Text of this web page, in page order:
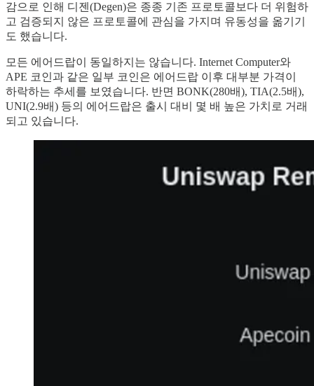
감으로 인해 디젠(Degen)은 종종 기존 프로토콜보다 더 위험하
고 검증되지 않은 프로토콜에 관심을 가지며 유동성을 옮기기
도 했습니다.
모든 에어드랍이 동일하지는 않습니다. Internet Computer와
APE 코인과 같은 일부 코인은 에어드랍 이후 대부분 가격이
하락하는 추세를 보였습니다. 반면 BONK(280배), TIA(2.5배),
UNI(2.9배) 등의 에어드랍은 출시 대비 몇 배 높은 가치로 거래
되고 있습니다.